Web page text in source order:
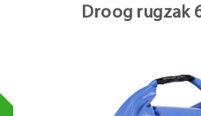
Droog rugzak